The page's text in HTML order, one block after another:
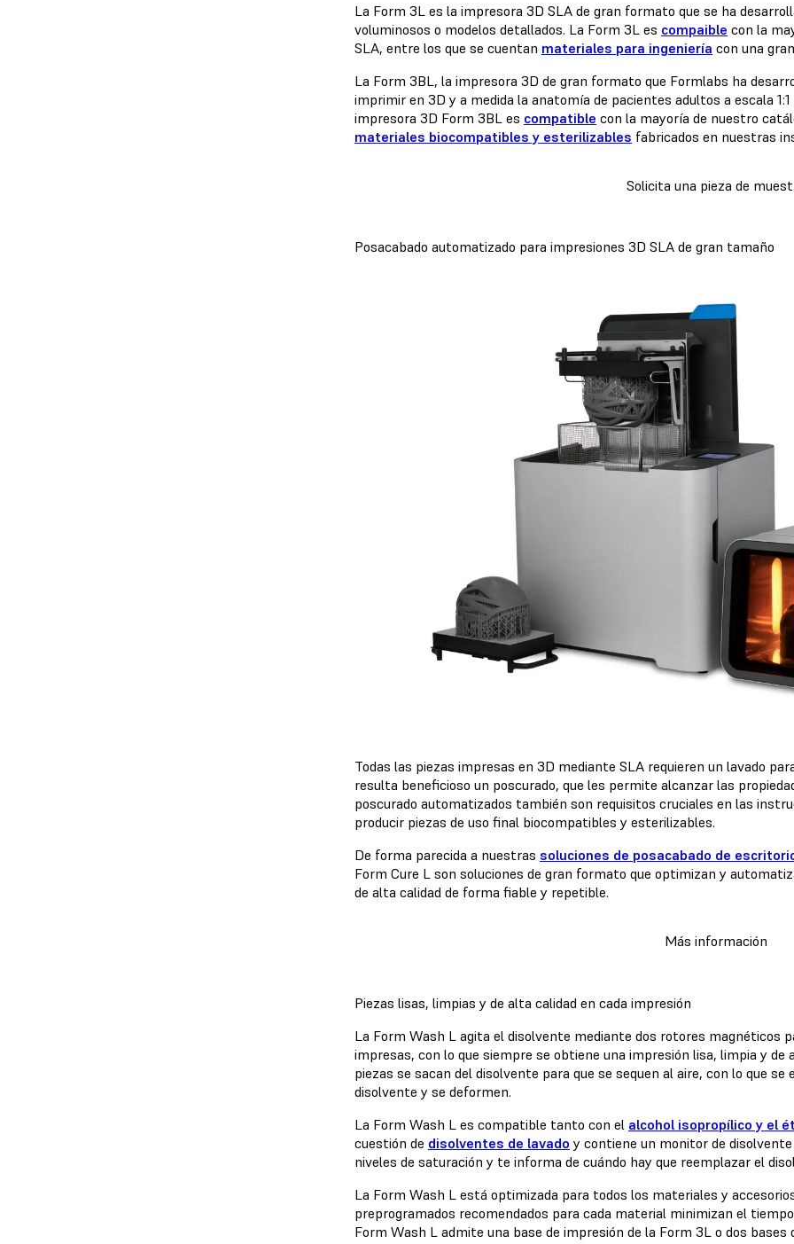
La Form 3L es la impresora 3D SLA de gran formato que se ha
voluminosos o modelos detallados. La Form 3L es compaible con la
SLA, entre los que se cuentan materiales para ingeniería con una
La Form 3BL, la impresora 3D de gran formato que Formlabs ha
imprimir en 3D y a medida la anatomía de pacientes adultos a escala
impresora 3D Form 3BL es compatible con la mayoría de nuestro
materiales biocompatibles y esterilizables fabricados en nuestras
Solicita una pieza de
Posacabado automatizado para impresiones 3D SLA de gran tamaño
Todas las piezas impresas en 3D mediante SLA requieren un lavado
resulta beneficioso un poscurado, que les permite alcanzar las
poscurado automatizados también son requisitos cruciales en las
producir piezas de uso final biocompatibles y esterilizables.
De forma parecida a nuestras soluciones de posacabado de
Form Cure L son soluciones de gran formato que optimizan y
de alta calidad de forma fiable y repetible.
Más información
Piezas lisas, limpias y de alta calidad en cada impresión
La Form Wash L agita el disolvente mediante dos rotores magnéticos
impresas, con lo que siempre se obtiene una impresión lisa, limpia y de
piezas se sacan del disolvente para que se sequen al aire, con lo que
disolvente y se deformen.
La Form Wash L es compatible tanto con el alcohol isopropílico y el
cuestión de disolventes de lavado y contiene un monitor de
niveles de saturación y te informa de cuándo hay que reemplazar el
La Form Wash L está optimizada para todos los materiales y
preprogramados recomendados para cada material minimizan el
Form Wash L admite una base de impresión de la Form 3L o dos